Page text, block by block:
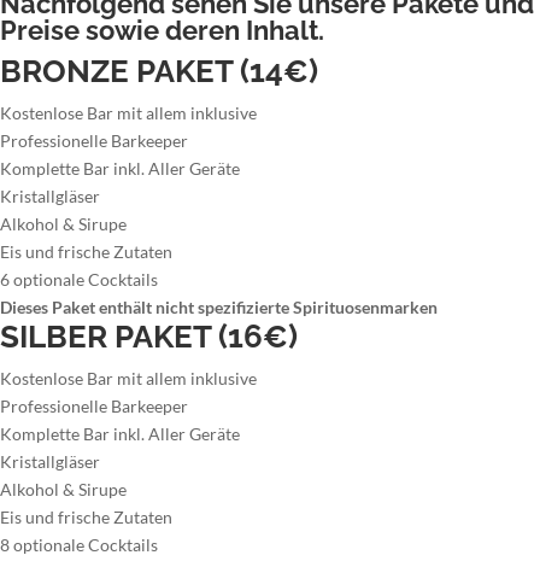
Preise sowie deren Inhalt.
BRONZE PAKET (14€)
Kostenlose Bar mit allem inklusive
Professionelle Barkeeper
Komplette Bar inkl. Aller Geräte
Kristallgläser
Alkohol & Sirupe
Eis und frische Zutaten
6 optionale Cocktails
Dieses Paket enthält nicht spezifizierte Spirituosenmarken
SILBER PAKET (16€)
Kostenlose Bar mit allem inklusive
Professionelle Barkeeper
Komplette Bar inkl. Aller Geräte
Kristallgläser
Alkohol & Sirupe
Eis und frische Zutaten
8 optionale Cocktails